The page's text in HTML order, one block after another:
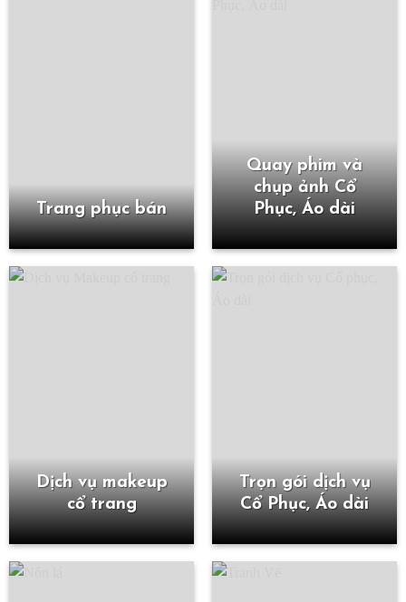
Trang phục bán
Quay phim và
chụp ảnh Cổ
Phục, Áo dài
Dịch vụ makeup
cổ trang
Trọn gói dịch vụ
Cổ Phục, Áo dài